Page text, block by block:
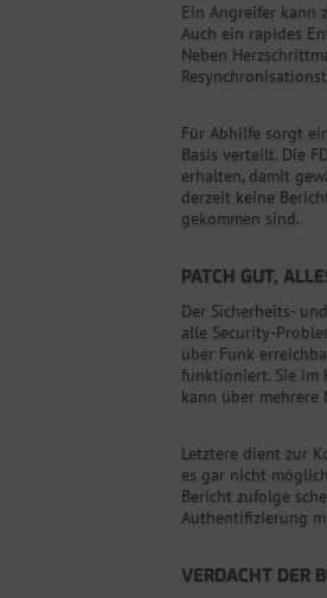
Ein Angreifer kann
Auch ein rapides
Neben
Für Abhilfe sorgt
Basis verteilt. Die
erhalten, damit
derzeit keine
gekommen sind.
PATCH GUT,
Der Sicherheits-
alle Security-
über Funk
funktioniert. Sie im
kann über mehrere
Letztere dient zur
es gar nicht
Bericht zufolge
Authentifizierung
VERDACHT DER